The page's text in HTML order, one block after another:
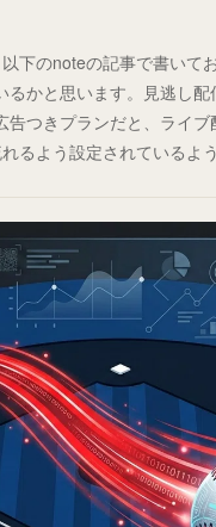
下のnoteの記事で書いて
るかと思います。見逃し
告つきプランだと、ライ
るよう設定されているよう